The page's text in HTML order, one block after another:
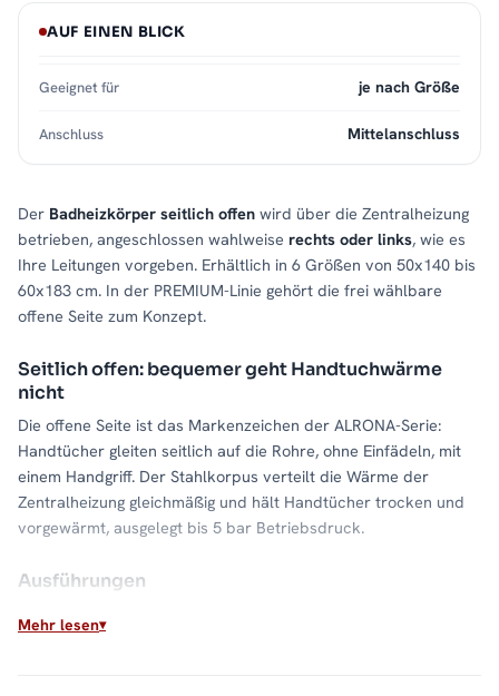
Der Badheizkörper seitlich offen wird über die Zentralheizung
betrieben, angeschlossen wahlweise rechts oder links, wie es
Ihre Leitungen vorgeben. Erhältlich in 6 Größen von 50x140 bis
60x183 cm. In der PREMIUM-Linie gehört die frei wählbare
offene Seite zum Konzept.
Seitlich offen: bequemer geht Handtuchwärme
nicht
Die offene Seite ist das Markenzeichen der ALRONA-Serie:
Handtücher gleiten seitlich auf die Rohre, ohne Einfädeln, mit
einem Handgriff. Der Stahlkorpus verteilt die Wärme der
Zentralheizung gleichmäßig und hält Handtücher trocken und
vorgewärmt, ausgelegt bis 5 bar Betriebsdruck.
Ausführungen
AUF EINEN BLICK
Geeignet für je nach Größe
Anschluss Mittelanschluss
Mehr lesen